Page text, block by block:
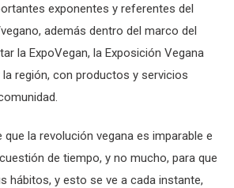
exponentes y referentes del
además dentro del marco del
la ExpoVegan, la Exposición Vegana
la región, con productos y servicios
que la revolución vegana es imparable e
de tiempo, y no mucho, para que
hábitos, y esto se ve a cada instante,